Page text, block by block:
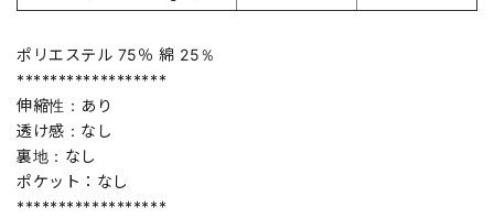
ポリエステル 75％ 綿 25％
******************
伸縮性：あり
透け感：なし
裏地：なし
ポケット：なし
******************